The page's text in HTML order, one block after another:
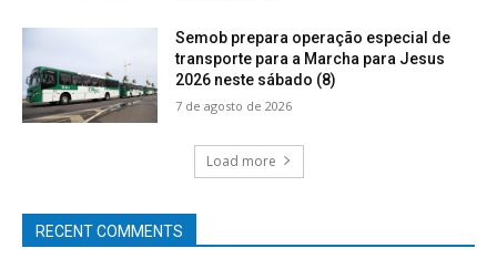
Semob prepara operação especial de
transporte para a Marcha para Jesus
2026 neste sábado (8)
7 de agosto de 2026
Load more
RECENT COMMENTS